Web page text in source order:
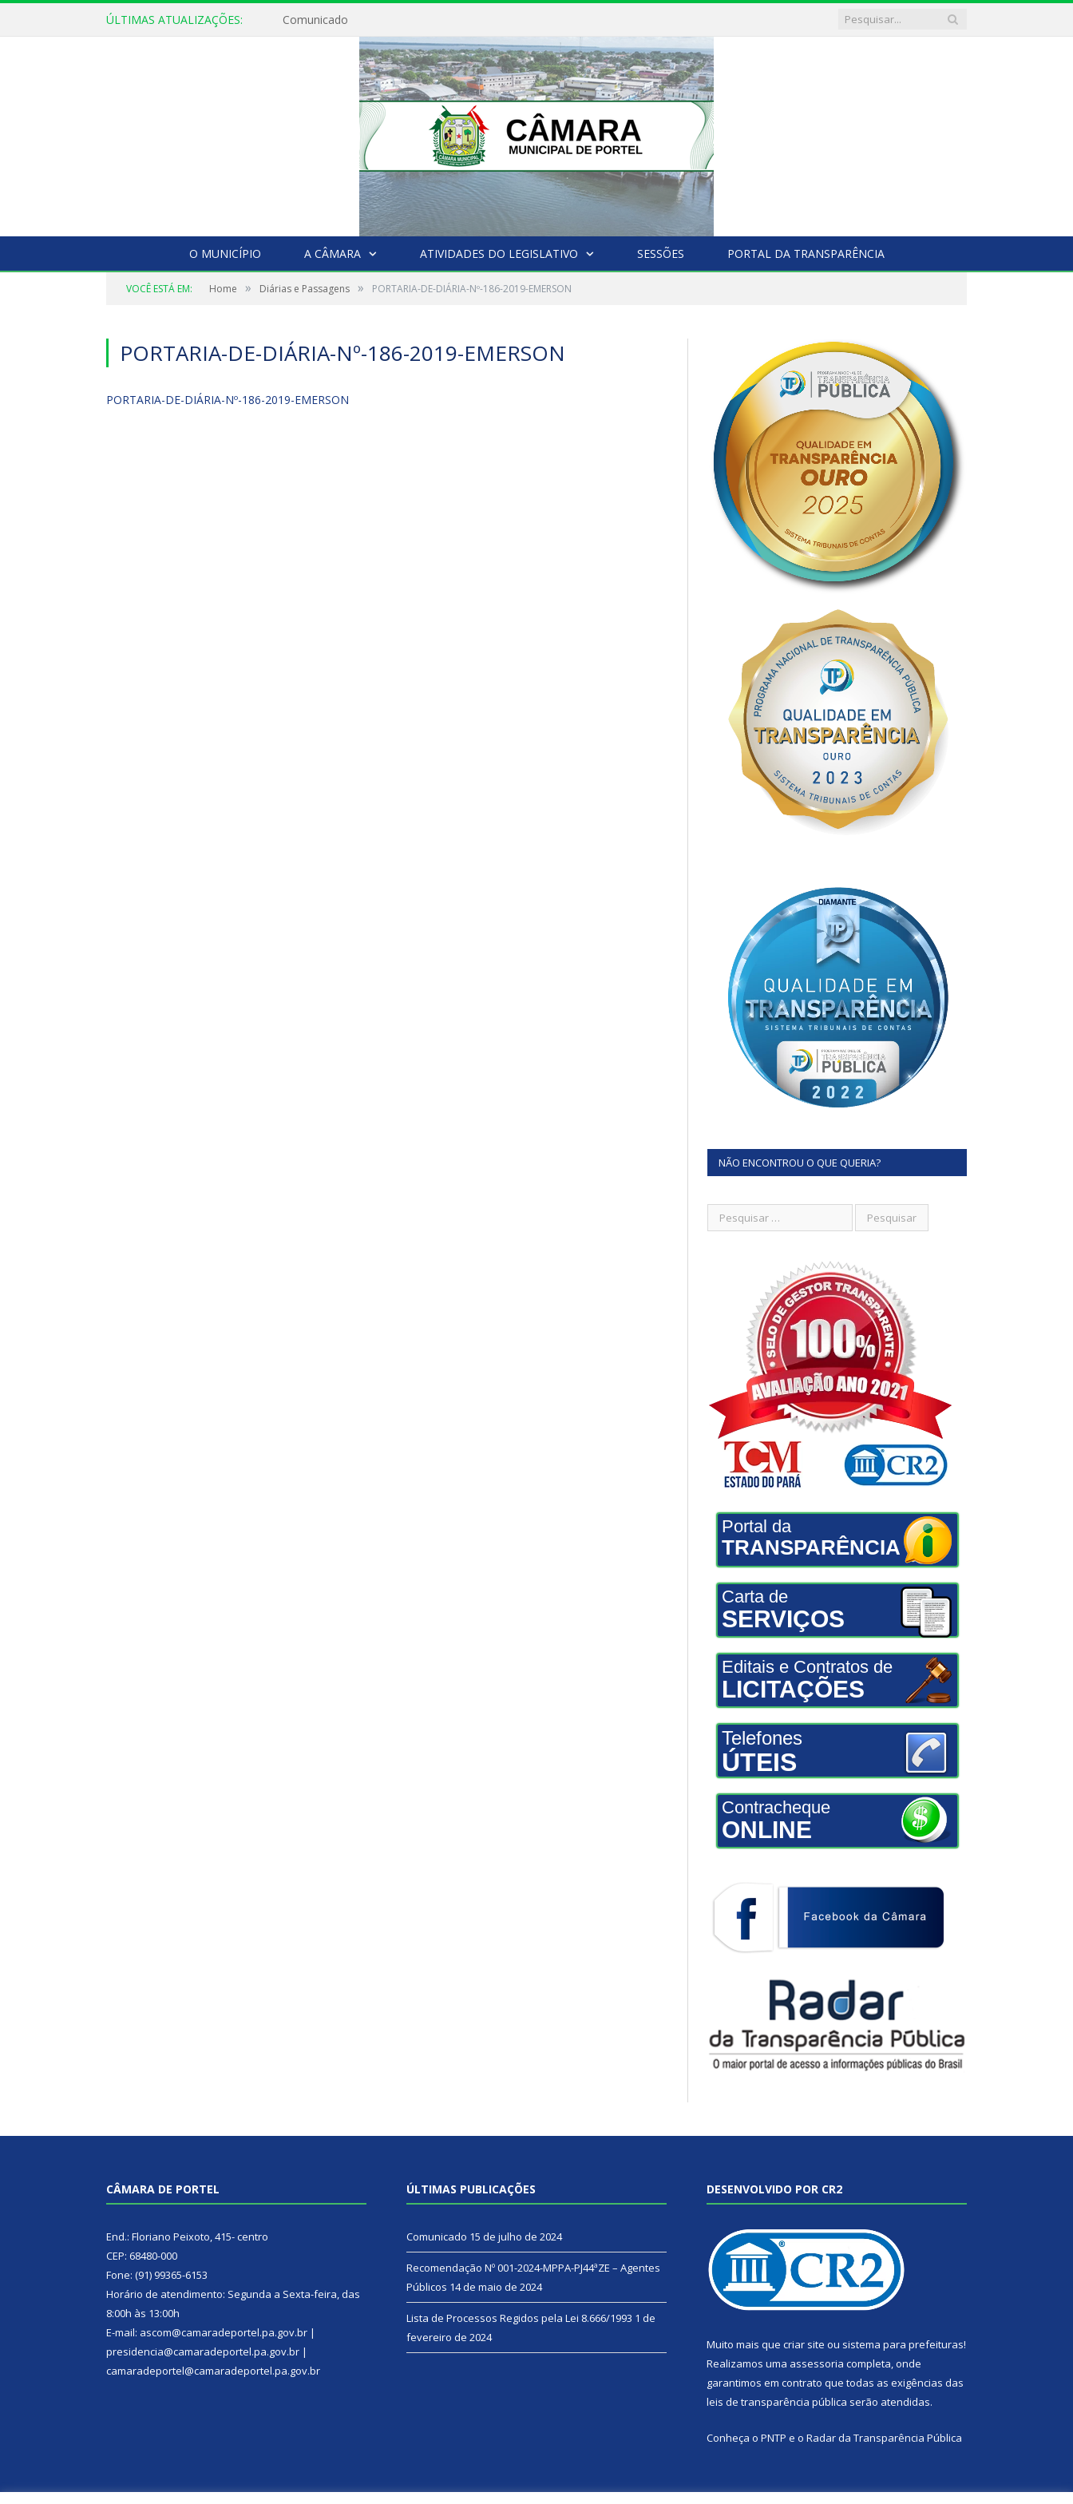
ÚLTIMAS ATUALIZAÇÕES: Comunicado
O MUNICÍPIO A CÂMARA ATIVIDADES DO LEGISLATIVO SESSÕES PORTAL DA TRANSPARÊNCIA
VOCÊ ESTÁ EM: Home » Diárias e Passagens » PORTARIA-DE-DIÁRIA-Nº-186-2019-EMERSON
PORTARIA-DE-DIÁRIA-Nº-186-2019-EMERSON
PORTARIA-DE-DIÁRIA-Nº-186-2019-EMERSON
NÃO ENCONTROU O QUE QUERIA?
Portal da
TRANSPARÊNCIA
Carta de
SERVIÇOS
Editais e Contratos de
LICITAÇÕES
Telefones
ÚTEIS
Contracheque
ONLINE
CÂMARA DE PORTEL
End.: Floriano Peixoto, 415- centro
CEP: 68480-000
Fone: (91) 99365-6153
Horário de atendimento: Segunda a Sexta-feira, das
8:00h às 13:00h
E-mail: ascom@camaradeportel.pa.gov.br |
presidencia@camaradeportel.pa.gov.br |
camaradeportel@camaradeportel.pa.gov.br
ÚLTIMAS PUBLICAÇÕES
Comunicado 15 de julho de 2024
Recomendação Nº 001-2024-MPPA-PJ44ªZE – Agentes
Públicos 14 de maio de 2024
Lista de Processos Regidos pela Lei 8.666/1993 1 de
fevereiro de 2024
DESENVOLVIDO POR CR2
Muito mais que criar site ou sistema para prefeituras!
Realizamos uma assessoria completa, onde
garantimos em contrato que todas as exigências das
leis de transparência pública serão atendidas.
Conheça o PNTP e o Radar da Transparência Pública